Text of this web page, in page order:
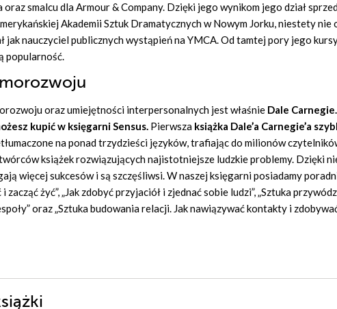
oraz smalcu dla Armour & Company. Dzięki jego wynikom jego dział
Akademii Sztuk Dramatycznych w Nowym Jorku, niestety nie
nauczyciel publicznych wystąpień na YMCA. Od tamtej pory jego
popularność.
oraz umiejętności interpersonalnych jest właśnie Dale Carnegie.
kupić w księgarni Sensus. Pierwsza książka Dale’a Carnegie’a
na ponad trzydzieści języków, trafiając do milionów
książek rozwiązujących najistotniejsze ludzkie problemy. Dzięki
więcej sukcesów i są szczęśliwsi. W naszej księgarni posiadamy
zacząć żyć”, „Jak zdobyć przyjaciół i zjednać sobie ludzi”, „Sztuka
” oraz „Sztuka budowania relacji. Jak nawiązywać kontakty i